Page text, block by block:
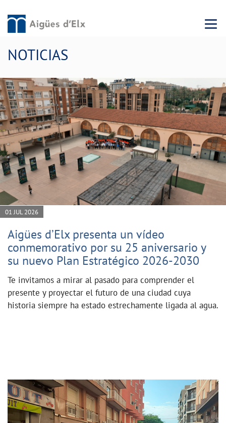
Menu
NOTICIAS
01 JUL 2026
Aigües d’Elx presenta un vídeo
conmemorativo por su 25 aniversario y
su nuevo Plan Estratégico 2026-2030
Te invitamos a mirar al pasado para comprender el
presente y proyectar el futuro de una ciudad cuya
historia siempre ha estado estrechamente ligada al agua.